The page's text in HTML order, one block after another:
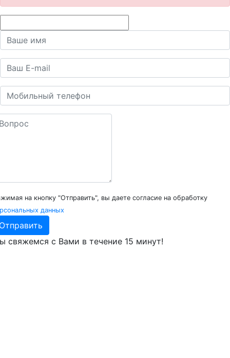
на кнопку "Отправить", вы даете согласие на обработку
данных
свяжемся с Вами в течение 15 минут!